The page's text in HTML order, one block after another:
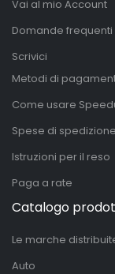
Vai al mio Account
Domande frequenti
Scrivici
Metodi di
Come usare
Spese di spedizione
Istruzioni per il reso
Paga a rate
Catalogo
Le marche
Auto